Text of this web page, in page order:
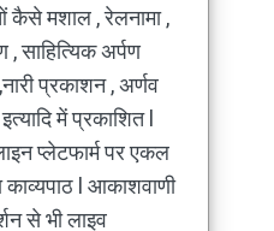
कैसे मशाल , रेलनामा ,
, साहित्यिक अर्पण
प्रकाशन , अर्णव
में प्रकाशित l
प्लेटफार्म पर एकल
l आकाशवाणी
से भी लाइव